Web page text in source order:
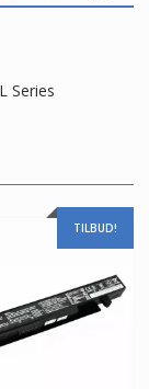
Series
TILBUD!